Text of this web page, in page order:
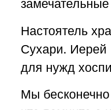
Настоятель
Сухари. Иерей
для нужд
Мы